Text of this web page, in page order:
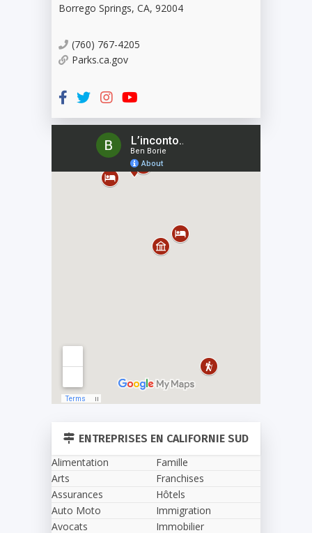
Borrego Springs, CA, 92004
(760) 767-4205
Parks.ca.gov
ENTREPRISES EN CALIFORNIE SUD
Alimentation
Arts
Assurances
Auto Moto
Avocats
Famille
Franchises
Hôtels
Immigration
Immobilier